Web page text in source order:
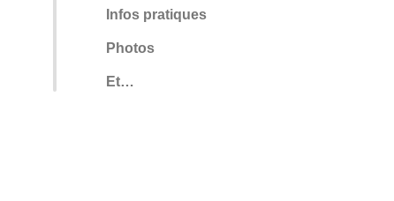
Infos pratiques
Photos
Et…